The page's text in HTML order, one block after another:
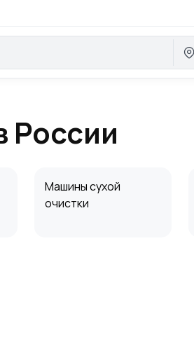
России
Машины сухой
очистки